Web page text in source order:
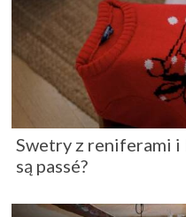
Swetry z reniferami i
są passé?